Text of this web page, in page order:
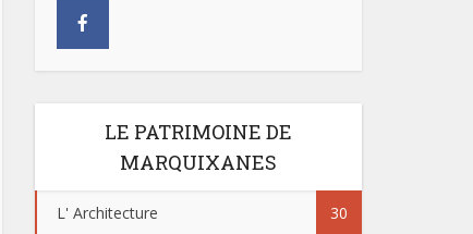
LE PATRIMOINE DE
MARQUIXANES
L' Architecture 30